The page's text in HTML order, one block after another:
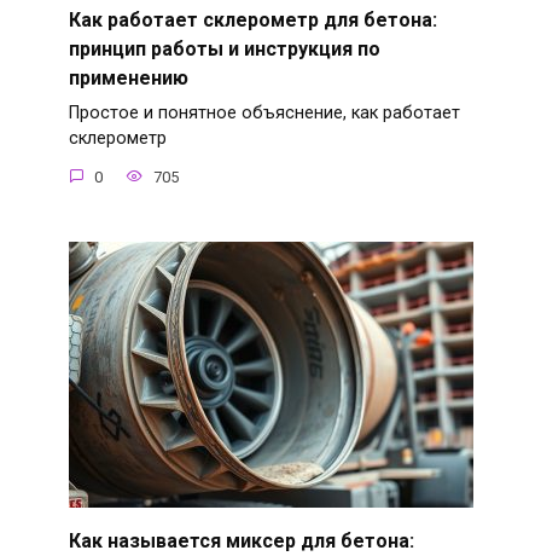
Как работает склерометр для бетона:
принцип работы и инструкция по
применению
Простое и понятное объяснение, как работает
склерометр
0 705
Как называется миксер для бетона: